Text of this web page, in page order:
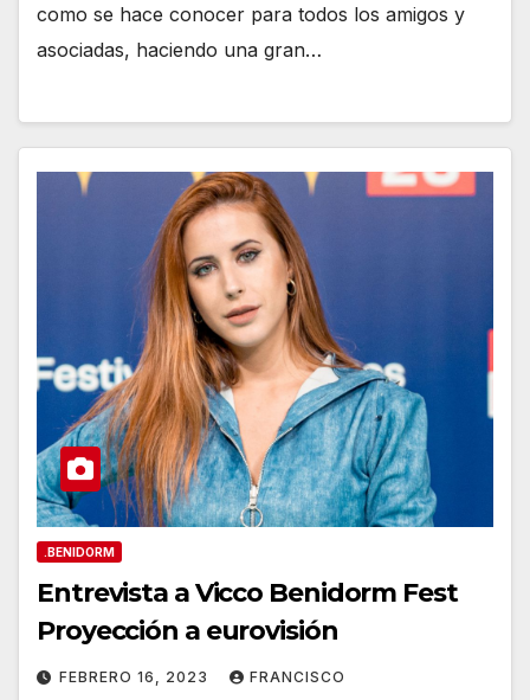
como se hace conocer para todos los amigos y
asociadas, haciendo una gran…
.BENIDORM
Entrevista a Vicco Benidorm Fest
Proyección a eurovisión
FEBRERO 16, 2023 FRANCISCO